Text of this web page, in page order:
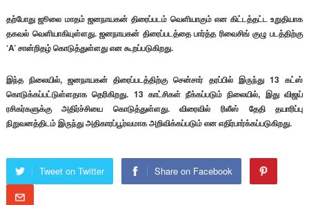
தற்போது ஜூலை மாதம் ஜனநாயகன் திரைப்படம் வெளியாகும் என கிட்டத்தட்ட உறுதியாக
தகவல் வெளியாகியுள்ளது. ஜனநாயகன் திரைப்படத்தை பார்த்த ரிவைசிங் குழு படத்திற்கு
‘A’ சான்றிதழ் கொடுத்துள்ளது என கூறப்படுகிறது.
இந்த நிலையில், ஜனநாயகன் திரைப்படத்திற்கு சென்சார் தரப்பில் இருந்து 13 கட்ஸ்
கொடுக்கப்பட்டுள்ளதாக தெரிகிறது. 13 காட்சிகள் நீக்கப்படும் நிலையில், இது விஜய்
ரசிகர்களுக்கு அதிர்ச்சியை கொடுத்துள்ளது. விரைவில் ரிலீஸ் தேதி தயாரிப்பு
நிறுவனத்திடம் இருந்து அதிகாரப்பூர்வமாக அறிவிக்கப்படும் என எதிர்பார்க்கப்படுகிறது.
Tweet on Twitter Share on Facebook